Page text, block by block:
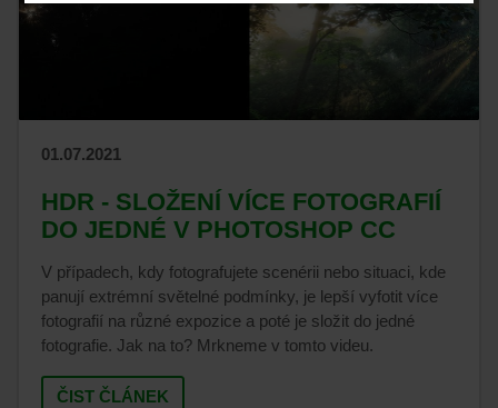
01.07.2021
HDR - SLOŽENÍ VÍCE FOTOGRAFIÍ
DO JEDNÉ V PHOTOSHOP CC
V případech, kdy fotografujete scenérii nebo situaci, kde
panují extrémní světelné podmínky, je lepší vyfotit více
fotografií na různé expozice a poté je složit do jedné
fotografie. Jak na to? Mrkneme v tomto videu.
ČIST ČLÁNEK